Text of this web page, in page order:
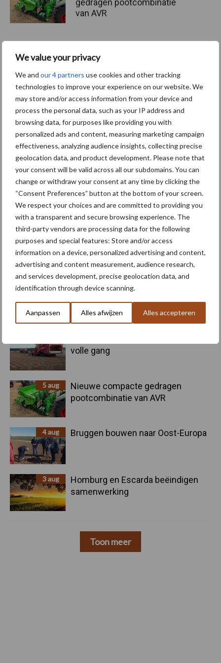
We value your privacy
We and our 4 partners use cookies and other tracking
technologies to improve your experience on our website. We
may store and/or access information from your device and
process the personal data, such as your IP address and
browsing data, for purposes like providing you with
personalized ads and content, measuring marketing campaign
effectiveness, analyzing audience insights, collecting precise
geolocation data, and product development. Please note that
your consent will be valid across all our subdomains. You can
change or withdraw your consent at any time by clicking the
“Consent Preferences” button at the bottom of your screen.
We respect your choices and are committed to providing you
with a transparent and secure browsing experience. The
third-party vendors are processing data for the following
purposes and special features: Store and/or access
information on a device, personalized advertising and content,
advertising and content measurement, audience research,
and services development, precise geolocation data, and
identification through device scanning.
Aanpassen Alles afwijzen Alles accepteren
Primaire
Sidebar
Recent nieuws Partner nieuws
6 aug
"Hoge verwachtingen van schijven
voor kouters"
volle gang
5 aug
Nieuwe compacte gedragen
pootcombinatie van AVR
4 aug Bruggen bouwen naar Oost-Europa
3 aug
Homburg en Escarda beëindigen
samenwerking
Toon meer
gedragen pootcombinatie
van AVR
Machines Duurzaamheid
Kunstmeststrooier Pootmachine
Toon meer